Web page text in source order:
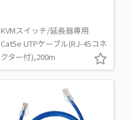
KVMスイッチ/延長器専用
Cat5e UTPケーブル(RJ-45コネ
クター付),200m